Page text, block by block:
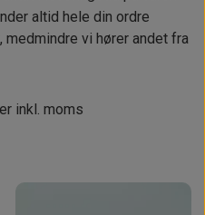
altid hele din ordre
medmindre vi hører andet fra
inkl. moms